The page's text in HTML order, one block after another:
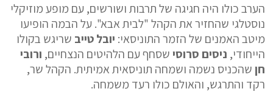
הערב כולו היה חגיגה של תרבות ושורשים, עם מופע מוזיקלי
נוסטלגי שהחזיר את הקהל "לבית אבא". על הבמה הופיעו
מיטב האמנים של הזמר התוניסאי: יובל טייב שריגש בקולו
הייחודי, ניסים סרוסישסחף עם הלהיטים הנצחיים, ורובי
חןשהכניס נשמה ושמחה תוניסאית אמיתית. הקהל שר,
רקד והתרגש, והאולם כולו רעד משמחה.